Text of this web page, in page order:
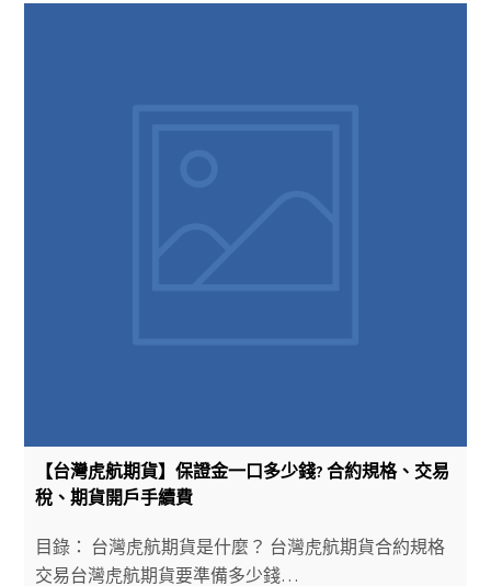
【台灣虎航期貨】保證金一口多少錢? 合約規格、交易
稅、期貨開戶手續費
目錄： 台灣虎航期貨是什麼？ 台灣虎航期貨合約規格
交易台灣虎航期貨要準備多少錢…